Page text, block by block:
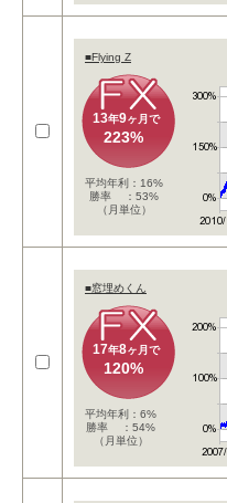
■Flying Z
13年9ヶ月で
223%
平均年利：16%
勝率 ：53%
（月単位）
■窓埋めくん
17年8ヶ月で
120%
平均年利：6%
勝率 ：54%
（月単位）